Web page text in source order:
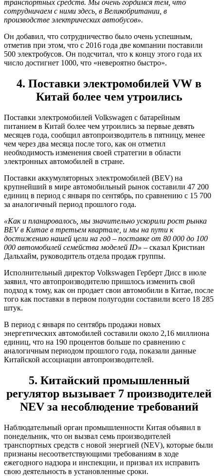
транспортных средств. Мы очень гордимся тем, что
сотрудничаем с ними здесь, в Великобритании, в
производстве электрических автобусов».
Он добавил, что сотрудничество было очень успешным,
отметив при этом, что с 2016 года две компании поставили
500 электробусов. Он подсчитал, что к концу этого года их
число достигнет 1000, что «невероятно быстро».
4. Поставки электромобилей VW в
Китай более чем утроились
Поставки электромобилей Volkswagen с батарейным
питанием в Китай более чем утроились за первые девять
месяцев года, сообщил автопроизводитель в пятницу, менее
чем через два месяца после того, как он отметил
необходимость изменения своей стратегии в области
электронных автомобилей в стране.
Поставки аккумуляторных электромобилей (BEV) на
крупнейший в мире автомобильный рынок составили 47 200
единиц в период с января по сентябрь, по сравнению с 15 700
за аналогичный период прошлого года.
«Как и планировалось, мы значительно ускорили рост рынка
BEV в Китае в третьем квартале, и мы на пути к
достижению нашей цели на год – поставке от 80 000 до 100
000 автомобилей семейства моделей ID» – сказал Кристиан
Дальхайм, руководитель отдела продаж группы.
Исполнительный директор Volkswagen Герберт Дисс в июле
заявил, что автопроизводителю пришлось изменить свой
подход к тому, как он продает свои автомобили в Китае, после
того как поставки в первом полугодии составили всего 18 285
штук.
В период с января по сентябрь продажи новых
энергетических автомобилей составили около 2,16 миллиона
единиц, что на 190 процентов больше по сравнению с
аналогичным периодом прошлого года, показали данные
Китайской ассоциации автопроизводителей.
5. Китайский промышленный
регулятор вызывает 7 производителей
NEV за несоблюдение требований
Наблюдательный орган промышленности Китая объявил в
понедельник, что он вызвал семь производителей
транспортных средств с новой энергией (NEV), которые были
признаны несоответствующими требованиям в ходе
ежегодного надзора и инспекции, и призвал их исправить
свою деятельность в установленные сроки.